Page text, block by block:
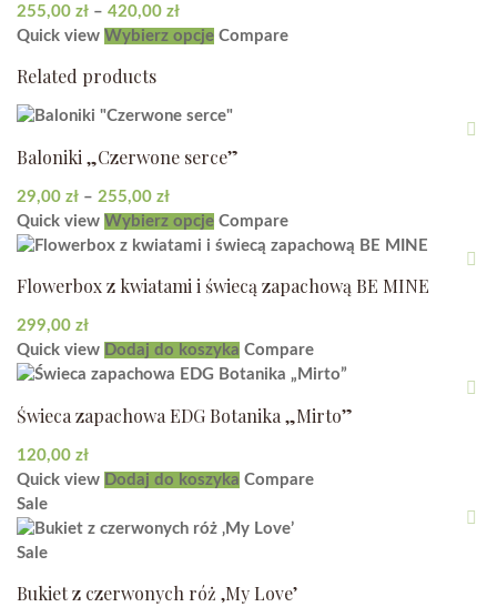
255,00 zł – 420,00 złZakres
cen:
Quick view Wybierz opcjeTen
wiele
Opcje
na
stronie
produktu
Compare
Related products
Baloniki „Czerwone serce”
29,00 zł – 255,00 złZakres
cen:
od
do
Quick view Wybierz opcjeTen
produkt
wiele
Opcje
można
na
Compare
Flowerbox z kwiatami i świecą zapachową BE MINE
299,00 zł
Quick view Dodaj do koszyka Compare
Świeca zapachowa EDG Botanika „Mirto”
120,00 zł
Quick view Dodaj do koszyka Compare
Sale
Sale
Bukiet z czerwonych róż ‚My Love’